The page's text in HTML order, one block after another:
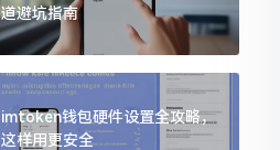
道避坑指南
imtoken钱包硬件设置全攻略，
这样用更安全